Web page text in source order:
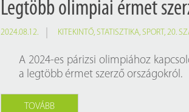
Legtöbb olimpiai érmet
2024.08.12. KITEKINTŐ,STATISZTIKA,SPORT,20.
A 2024-es párizsi olimpiához
a legtöbb érmet szerző országokról.
TOVÁBB